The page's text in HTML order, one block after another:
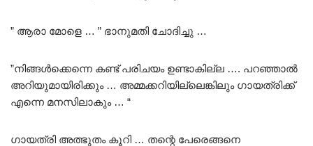
” ആരാ മോളെ … ” ഭാനുമതി ചോദിച്ചു …
”നിങ്ങൾക്കെന്നെ കണ്ട് പരിചയം ഉണ്ടാകില്ല …. പറഞ്ഞാൽ
അറിയുമായിരിക്കും … അമ്മക്കറിയില്ലെങ്കിലും ഗായത്രിക്ക്
എന്നെ മനസിലാകും … “
ഗായത്രി അത്ഭുതം കൂറി … തന്റെ പേരെങ്ങനെ